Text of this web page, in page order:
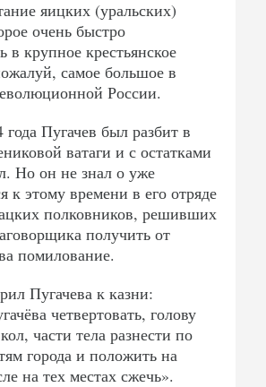
яицких (уральских)
очень быстро
в крупное крестьянское
самое большое в
России.
Пугачев был разбит в
ватаги и с остатками
Но он не знал о уже
к этому времени в его отряде
полковников, решивших
получить от
помилование.
Пугачева к казни:
четвертовать, голову
части тела разнести по
города и положить на
на тех местах сжечь».